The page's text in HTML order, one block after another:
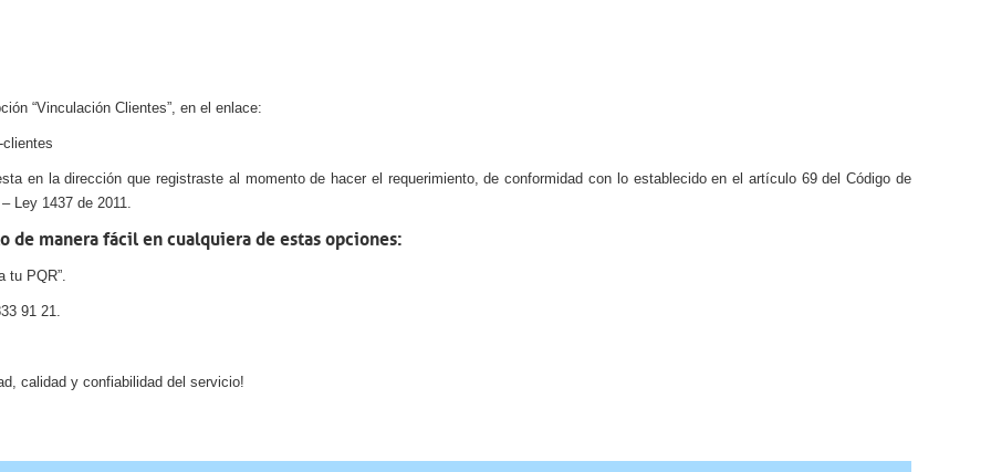
“Vinculación Clientes”, en el enlace:
en la dirección que registraste al momento de hacer el requerimiento, de conformidad con lo establecido en el artículo 69 del Código de
Ley 1437 de 2011.
manera fácil en cualquiera de estas opciones:
tu PQR”.
91 21.
calidad y confiabilidad del servicio!